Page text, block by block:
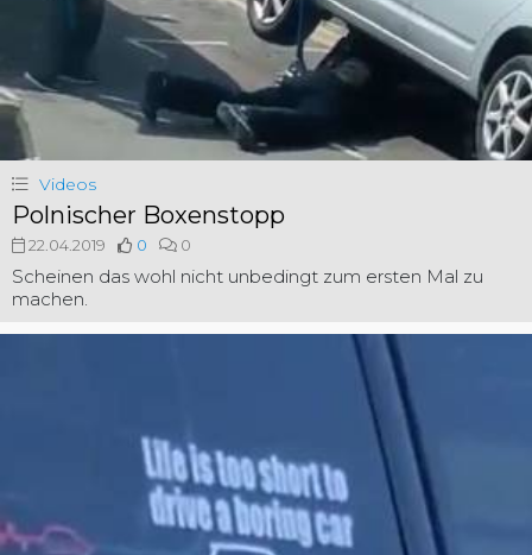
Videos
Polnischer Boxenstopp
22.04.2019 0 0
Scheinen das wohl nicht unbedingt zum ersten Mal zu
machen.